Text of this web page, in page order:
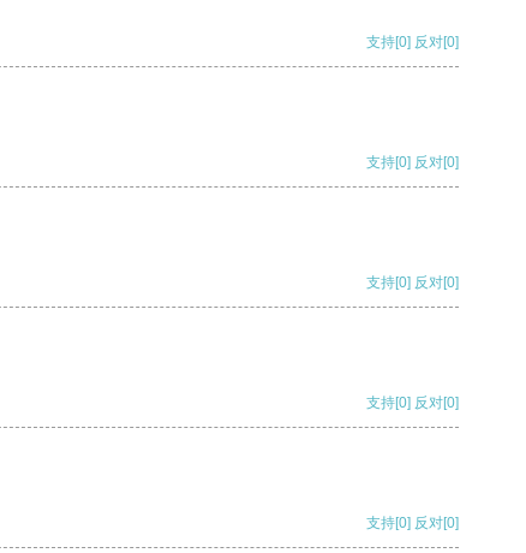
支持[0] 反对[0]
支持[0] 反对[0]
支持[0] 反对[0]
支持[0] 反对[0]
支持[0] 反对[0]